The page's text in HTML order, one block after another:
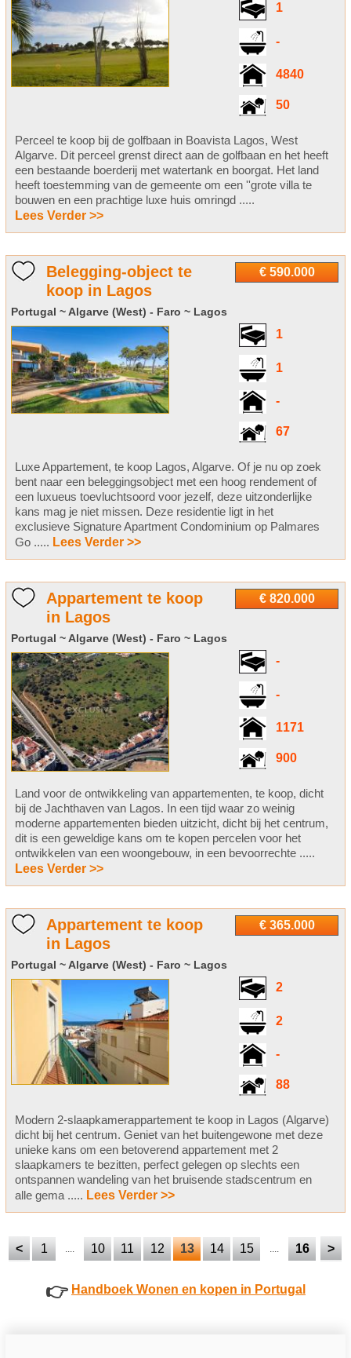
1
-
4840
50
Perceel te koop bij de golfbaan in Boavista Lagos, West
Algarve. Dit perceel grenst direct aan de golfbaan en het heeft
een bestaande boerderij met watertank en boorgat. Het land
heeft toestemming van de gemeente om een ''grote villa te
bouwen en een prachtige luxe huis omringd .....
Lees Verder >>
€ 590.000
Belegging-object te
koop in Lagos
Portugal ~ Algarve (West) - Faro ~ Lagos
1
1
-
67
Luxe Appartement, te koop Lagos, Algarve. Of je nu op zoek
bent naar een beleggingsobject met een hoog rendement of
een luxueus toevluchtsoord voor jezelf, deze uitzonderlijke
kans mag je niet missen. Deze residentie ligt in het
exclusieve Signature Apartment Condominium op Palmares
Go ..... Lees Verder >>
€ 820.000
Appartement te koop
in Lagos
Portugal ~ Algarve (West) - Faro ~ Lagos
-
-
1171
900
Land voor de ontwikkeling van appartementen, te koop, dicht
bij de Jachthaven van Lagos. In een tijd waar zo weinig
moderne appartementen bieden uitzicht, dicht bij het centrum,
dit is een geweldige kans om te kopen percelen voor het
ontwikkelen van een woongebouw, in een bevoorrechte .....
Lees Verder >>
€ 365.000
Appartement te koop
in Lagos
Portugal ~ Algarve (West) - Faro ~ Lagos
2
2
-
88
Modern 2-slaapkamerappartement te koop in Lagos (Algarve)
dicht bij het centrum. Geniet van het buitengewone met deze
unieke kans om een betoverend appartement met 2
slaapkamers te bezitten, perfect gelegen op slechts een
ontspannen wandeling van het bruisende stadscentrum en
alle gema ..... Lees Verder >>
< 1 .... 10 11 12 13 14 15 .... 16 >
👉 Handboek Wonen en kopen in Portugal